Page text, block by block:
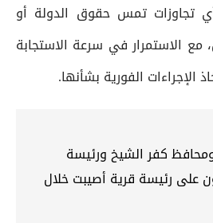
تجاوزات تمس حقوق الدولة أو
مع الاستمرار في سرعة الاستجابة
الإجراءات الفورية بشأنها.
ومحافظ كفر الشيخ ورئيسة
على رئيسة قرية أصيبت خلال